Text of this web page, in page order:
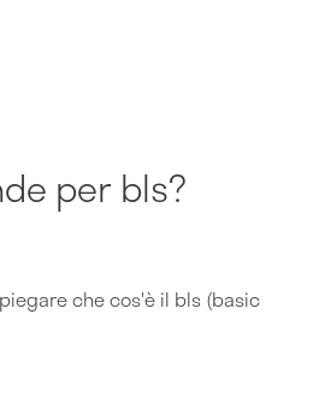
per bls?
che cos'è il bls (basic